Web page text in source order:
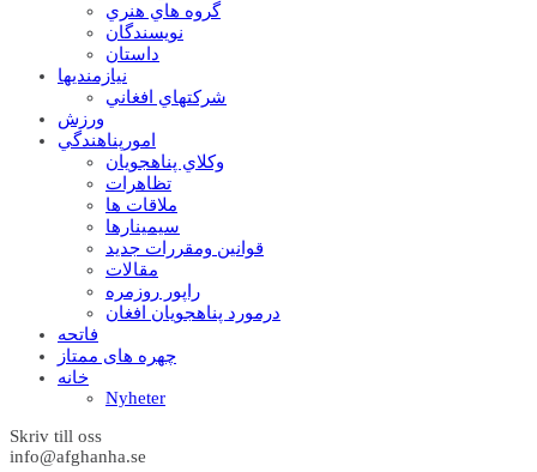
گروه هاي هنري
نويسندگان
داستان
نيازمنديها
شرکتهاي افغاني
ورزش
امورپناهندگي
وکلاي پناهجويان
تظاهرات
ملاقات ها
سيمينارها
قوانين ومقررات جديد
مقالات
راپور روزمره
درمورد پناهجويان افغان
فاتحه
چهره های ممتاز
خانه
Nyheter
Skriv till oss
info@afghanha.se